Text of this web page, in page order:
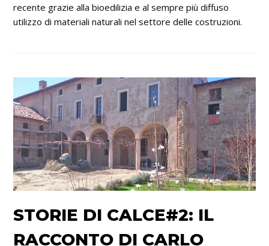
recente grazie alla bioedilizia e al sempre più diffuso
utilizzo di materiali naturali nel settore delle costruzioni.
STORIE DI CALCE#2: IL
RACCONTO DI CARLO